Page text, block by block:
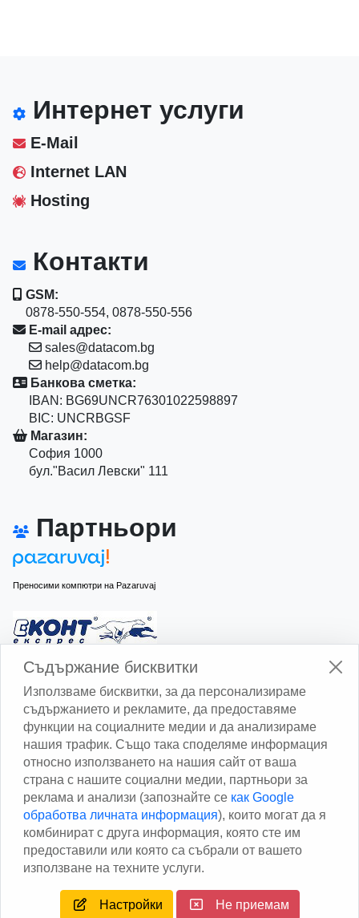
Интернет услуги
E-Mail
Internet LAN
Hosting
Контакти
GSM:
0878-550-554, 0878-550-556
E-mail адрес:
sales@datacom.bg
help@datacom.bg
Банкова сметка:
IBAN: BG69UNCR76301022598897
BIC: UNCRBGSF
Магазин:
София 1000
бул."Васил Левски" 111
Партньори
Преносими компютри на Pazaruvaj
Изчисли доставката с Еконт
Изчисли доставката със Спиди
Facebook
Съдържание бисквитки
Използваме бисквитки, за да персонализираме
съдържанието и рекламите, да предоставяме
функции на социалните медии и да анализираме
нашия трафик. Също така споделяме информация
относно използването на нашия сайт от ваша
страна с нашите социални медии, партньори за
реклама и анализи (запознайте се как Google
обработва личната информация), които могат да я
комбинират с друга информация, която сте им
предоставили или която са събрали от вашето
използване на техните услуги.
Настройки Не приемам
Copyright © 2013 - 2026Дейтаком ООДAuthor